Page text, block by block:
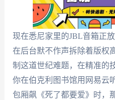
现在悉尼家里的JBL音箱正放
在后台默不作声拆除着版权
制这道世纪难题，在精准的
你在伯克利图书馆用网易云
包厢飙《死了都要爱》时，